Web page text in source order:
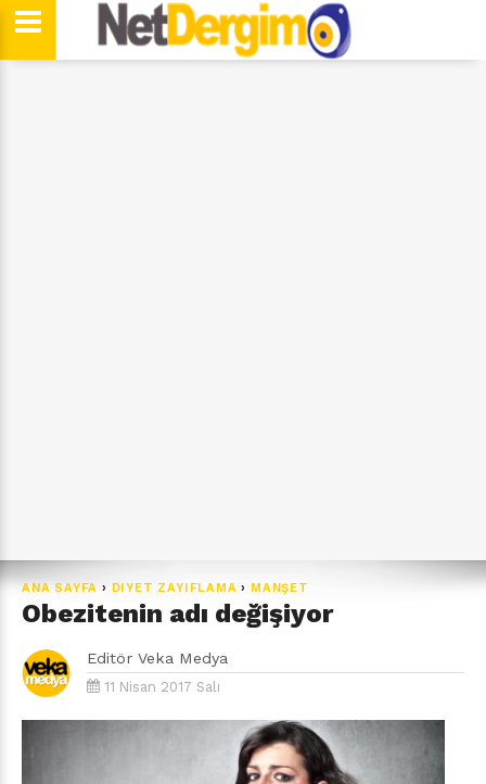
ANA SAYFA › DIYET ZAYIFLAMA › MANŞET
Obezitenin adı değişiyor
Editör Veka Medya
11 Nisan 2017 Salı